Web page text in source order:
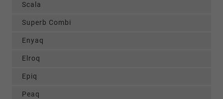
Scala
Superb Combi
Enyaq
Elroq
Epiq
Peaq